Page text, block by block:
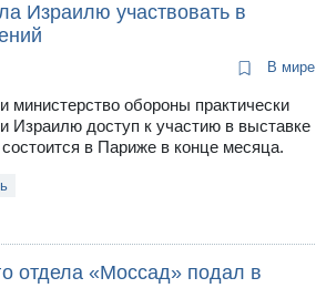
Израилю участвовать в
В мире
министерство обороны практически
Израилю доступ к участию в выставке
в Париже в конце месяца.
отдела «Моссад» подал в